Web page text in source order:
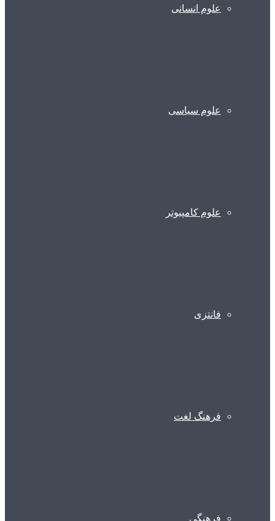
علوم انسانی
علوم سیاسی
علوم کامپیوتر
فانتزی
فرهنگ لغت
فرهنگی